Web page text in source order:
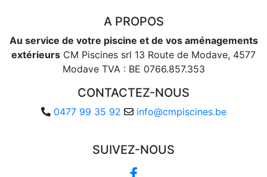
A PROPOS
Au service de votre piscine et de vos aménagements
extérieurs CM Piscines srl 13 Route de Modave, 4577
Modave TVA : BE 0766.857.353
CONTACTEZ-NOUS
0477 99 35 92 info@cmpiscines.be
SUIVEZ-NOUS